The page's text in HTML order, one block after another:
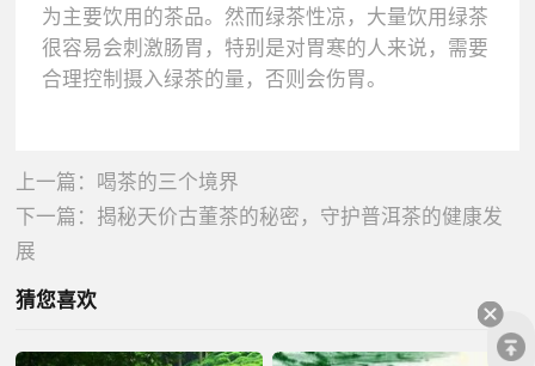
为主要饮用的茶品。然而绿茶性凉，大量饮用绿茶
很容易会刺激肠胃，特别是对胃寒的人来说，需要
合理控制摄入绿茶的量，否则会伤胃。
上一篇： 喝茶的三个境界
下一篇： 揭秘天价古董茶的秘密，守护普洱茶的健康发
展
猜您喜欢